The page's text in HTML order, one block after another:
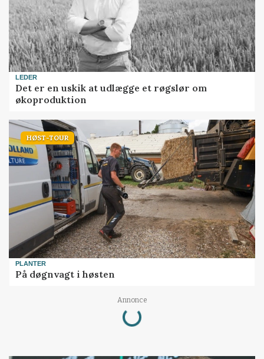
LEDER
Det er en uskik at udlægge et røgslør om
økoproduktion
HØST-TOUR
PLANTER
På døgnvagt i høsten
Annonce
Loading...